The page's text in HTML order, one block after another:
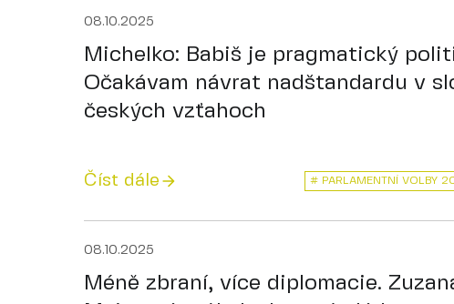
08.10.2025
Michelko: Babiš je pragmatický
Očakávam návrat nadštandardu v
českých vzťahoch
Číst dále # PARLAMENTNÍ VOLBY
08.10.2025
Méně zbraní, více diplomacie.